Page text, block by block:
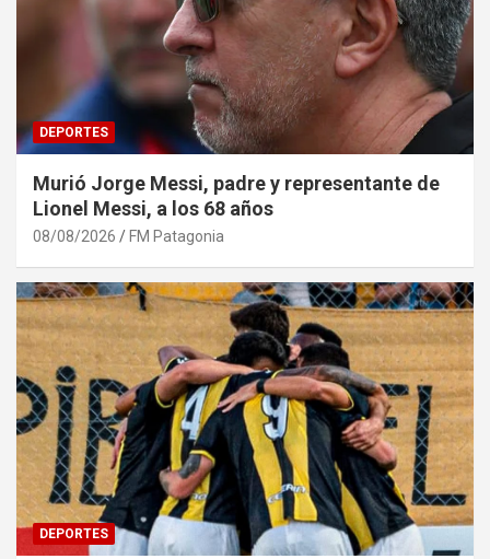
DEPORTES
Murió Jorge Messi, padre y representante de
Lionel Messi, a los 68 años
08/08/2026 FM Patagonia
DEPORTES